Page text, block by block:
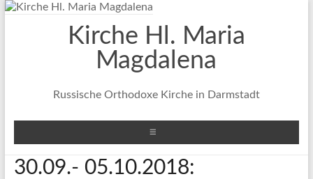
Zum
Kirche Hl. Maria
Magdalena
Russische Orthodoxe Kirche in Darmstadt
30.09.- 05.10.2018: